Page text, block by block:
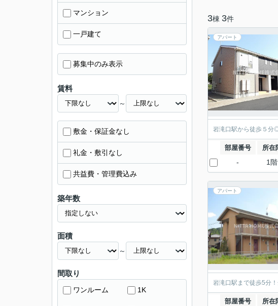
3棟 3件
アパート
岩滝口駅から徒歩５
部屋番号 所在
- 1階
アパート
岩滝口駅まで徒歩5分
部屋番号 所在
マンション
一戸建て
募集中のみ表示
賃料
～
敷金・保証金なし
礼金・敷引なし
共益費・管理費込み
築年数
面積
～
間取り
ワンルーム 1K